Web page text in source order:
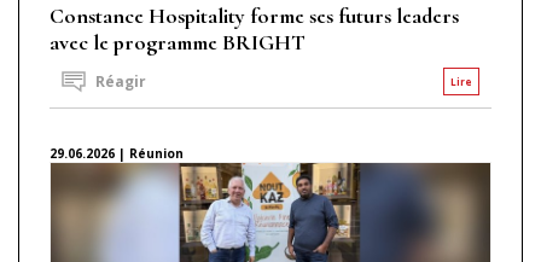
Constance Hospitality forme ses futurs leaders
avec le programme BRIGHT
Lire
Réagir
29.06.2026 | Réunion